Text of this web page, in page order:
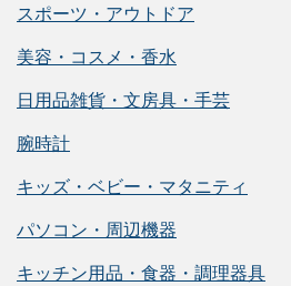
スポーツ・アウトドア
美容・コスメ・香水
日用品雑貨・文房具・手芸
腕時計
キッズ・ベビー・マタニティ
パソコン・周辺機器
キッチン用品・食器・調理器具